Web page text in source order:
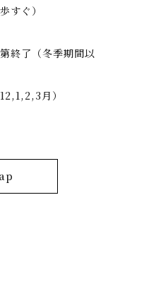
すぐ）
終了（冬季期間以
月）